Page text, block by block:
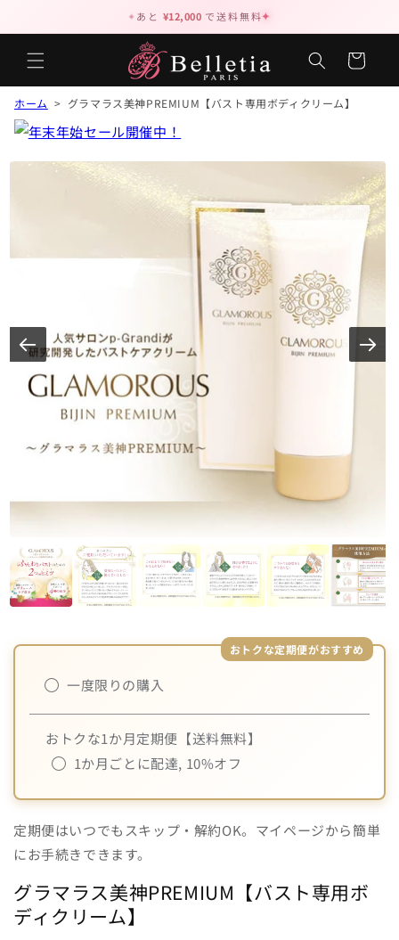
✦あと ¥12,000 で送料無料✦
カ
ー
ホーム > グラマラス美神PREMIUM【バスト専用ボディクリーム】
一度限りの購入
おトクな1か月定期便【送料無料】
1か月ごとに配達, 10%オフ
グラマラス美神PREMIUM【バスト専用ボ
ディクリーム】